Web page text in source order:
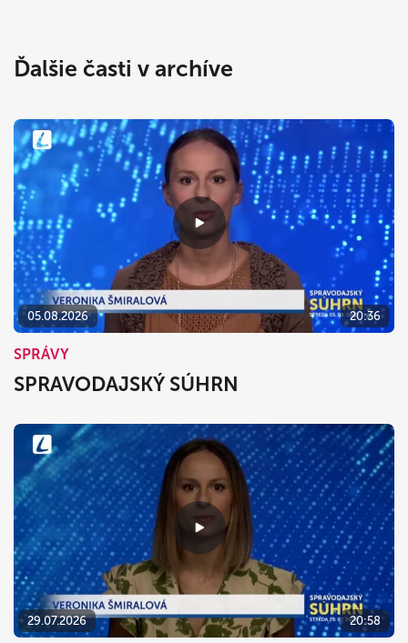
Ďalšie časti v archíve
05.08.2026 20:36
SPRÁVY
SPRAVODAJSKÝ SÚHRN
29.07.2026 20:58